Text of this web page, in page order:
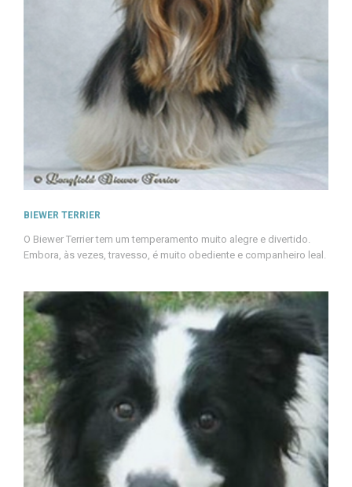
BIEWER TERRIER
O Biewer Terrier tem um temperamento muito alegre e divertido.
Embora, às vezes, travesso, é muito obediente e companheiro leal.